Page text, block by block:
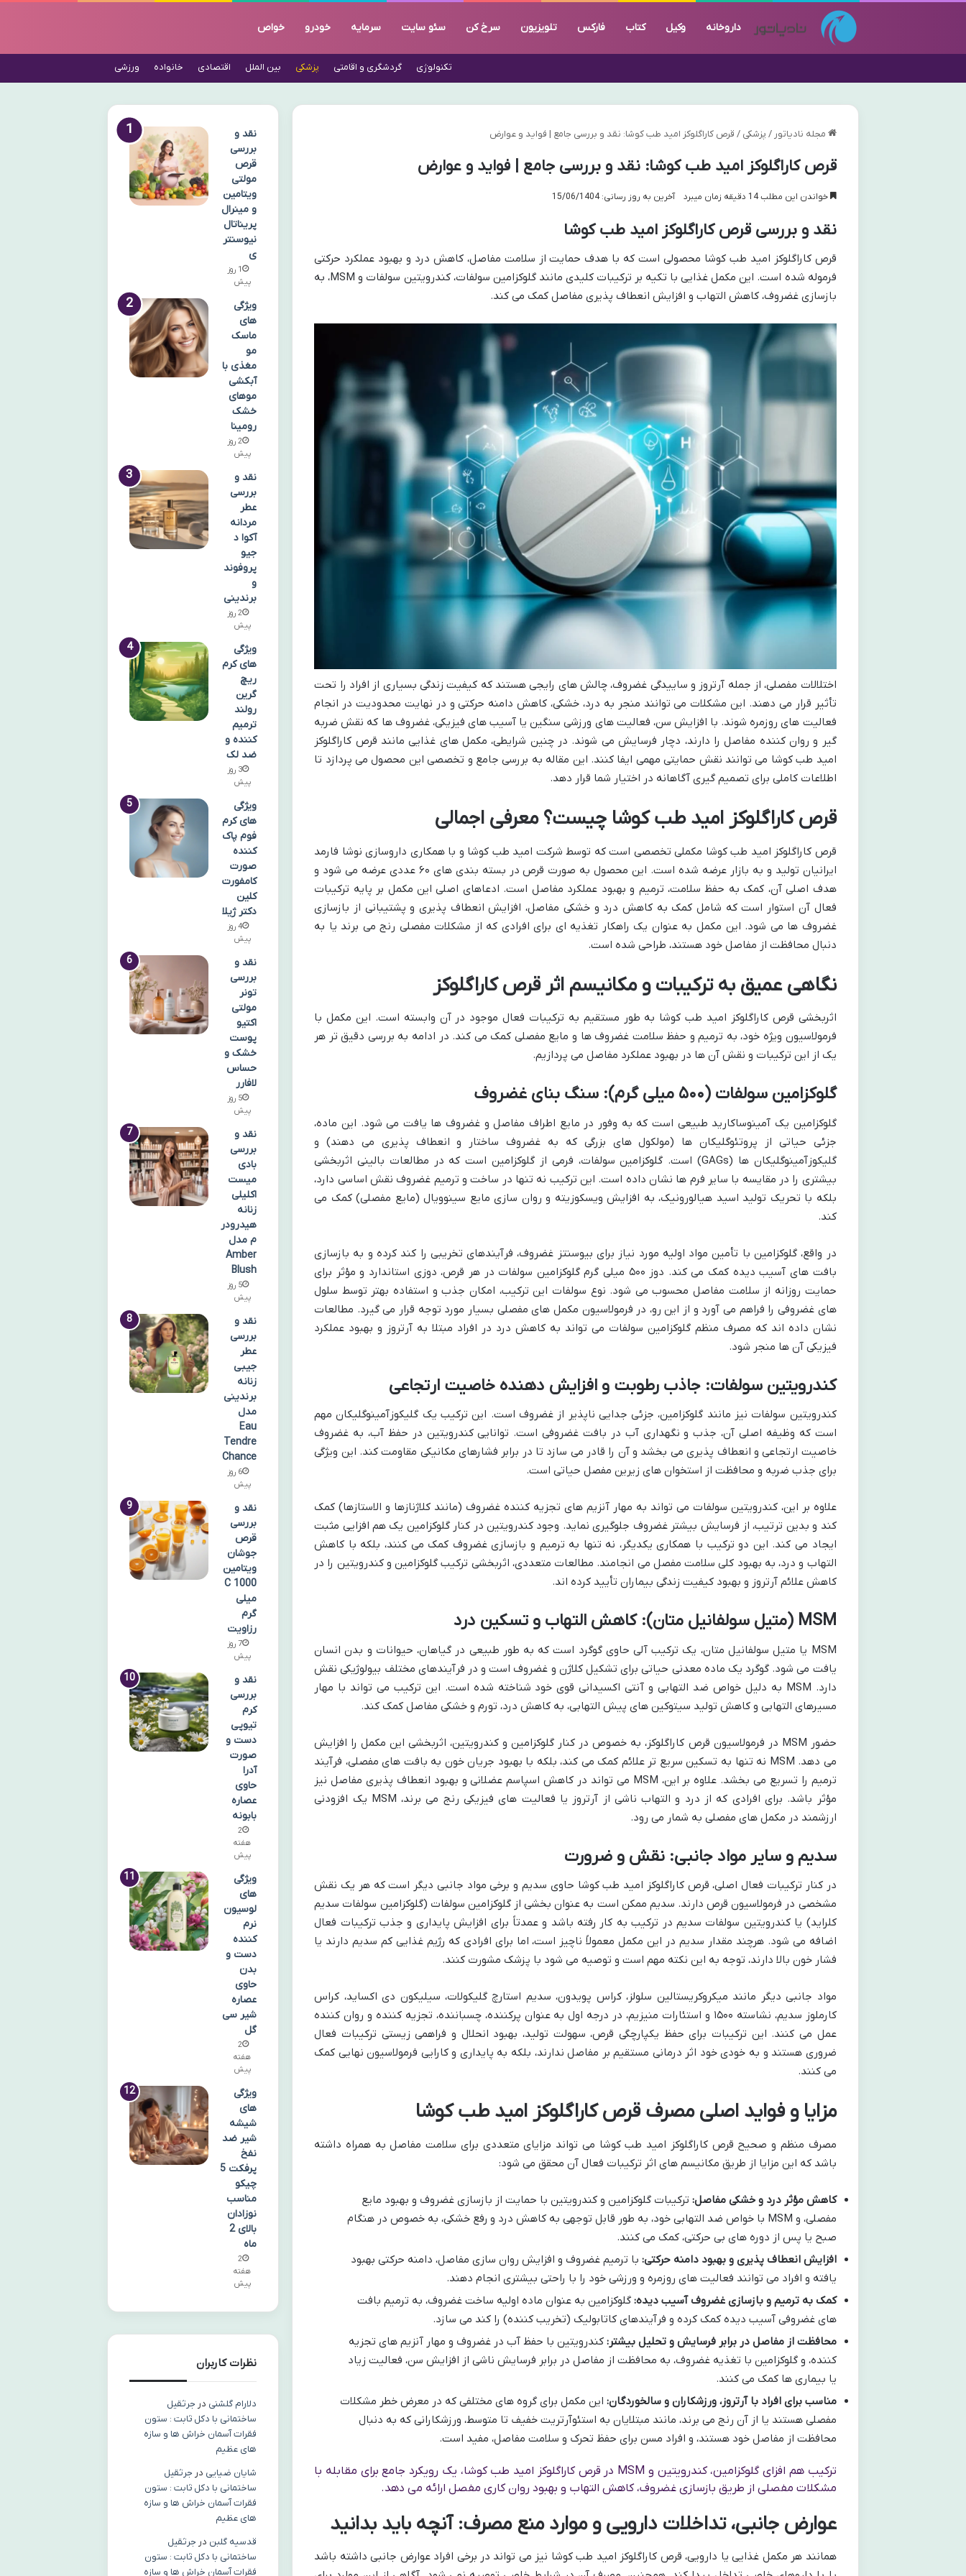
داروخانه وکیل کتاب فارکس تلویزیون سرخ کن سئو سایت سرمایه خودرو خواص
تکنولوژی گردشگری و اقامتی پزشکی بین الملل اقتصادی خانواده ورزشی
مجله نادیاتور / پزشکی / قرص کاراگلوکز امید طب کوشا: نقد و بررسی جامع | فواید و عوارض
قرص کاراگلوکز امید طب کوشا: نقد و بررسی جامع | فواید و عوارض
آخرین به روز رسانی: 15/06/1404 خواندن این مطلب 14 دقیقه زمان میبرد
نقد و بررسی قرص کاراگلوکز امید طب کوشا
قرص کاراگلوکز امید طب کوشا محصولی است که با هدف حمایت از سلامت مفاصل، کاهش درد و بهبود عملکرد حرکتی
فرموله شده است. این مکمل غذایی با تکیه بر ترکیبات کلیدی مانند گلوکزامین سولفات، کندرویتین سولفات و MSM، به
بازسازی غضروف، کاهش التهاب و افزایش انعطاف پذیری مفاصل کمک می کند.
اختلالات مفصلی، از جمله آرتروز و ساییدگی غضروف، چالش های رایجی هستند که کیفیت زندگی بسیاری از افراد را تحت
تأثیر قرار می دهند. این مشکلات می توانند منجر به درد، خشکی، کاهش دامنه حرکتی و در نهایت محدودیت در انجام
فعالیت های روزمره شوند. با افزایش سن، فعالیت های ورزشی سنگین یا آسیب های فیزیکی، غضروف ها که نقش ضربه
گیر و روان کننده مفاصل را دارند، دچار فرسایش می شوند. در چنین شرایطی، مکمل های غذایی مانند قرص کاراگلوکز
امید طب کوشا می توانند نقش حمایتی مهمی ایفا کنند. این مقاله به بررسی جامع و تخصصی این محصول می پردازد تا
اطلاعات کاملی برای تصمیم گیری آگاهانه در اختیار شما قرار دهد.
قرص کاراگلوکز امید طب کوشا چیست؟ معرفی اجمالی
قرص کاراگلوکز امید طب کوشا مکملی تخصصی است که توسط شرکت امید طب کوشا و با همکاری داروسازی نوشا فارمد
ایرانیان تولید و به بازار عرضه شده است. این محصول به صورت قرص در بسته بندی های ۶۰ عددی عرضه می شود و
هدف اصلی آن، کمک به حفظ سلامت، ترمیم و بهبود عملکرد مفاصل است. ادعاهای اصلی این مکمل بر پایه ترکیبات
فعال آن استوار است که شامل کمک به کاهش درد و خشکی مفاصل، افزایش انعطاف پذیری و پشتیبانی از بازسازی
غضروف ها می شود. این مکمل به عنوان یک راهکار تغذیه ای برای افرادی که از مشکلات مفصلی رنج می برند یا به
دنبال محافظت از مفاصل خود هستند، طراحی شده است.
نگاهی عمیق به ترکیبات و مکانیسم اثر قرص کاراگلوکز
اثربخشی قرص کاراگلوکز امید طب کوشا به طور مستقیم به ترکیبات فعال موجود در آن وابسته است. این مکمل با
فرمولاسیون ویژه خود، به ترمیم و حفظ سلامت غضروف ها و مایع مفصلی کمک می کند. در ادامه به بررسی دقیق تر هر
یک از این ترکیبات و نقش آن ها در بهبود عملکرد مفاصل می پردازیم.
گلوکزامین سولفات (۵۰۰ میلی گرم): سنگ بنای غضروف
گلوکزامین یک آمینوساکارید طبیعی است که به وفور در مایع اطراف مفاصل و غضروف ها یافت می شود. این ماده،
جزئی حیاتی از پروتئوگلیکان ها (مولکول های بزرگی که به غضروف ساختار و انعطاف پذیری می دهند) و
گلیکوزآمینوگلیکان ها (GAGs) است. گلوکزامین سولفات، فرمی از گلوکزامین است که در مطالعات بالینی اثربخشی
بیشتری را در مقایسه با سایر فرم ها نشان داده است. این ترکیب نه تنها در ساخت و ترمیم غضروف نقش اساسی دارد،
بلکه با تحریک تولید اسید هیالورونیک، به افزایش ویسکوزیته و روان سازی مایع سینوویال (مایع مفصلی) کمک می
کند.
در واقع، گلوکزامین با تأمین مواد اولیه مورد نیاز برای بیوسنتز غضروف، فرآیندهای تخریبی را کند کرده و به بازسازی
بافت های آسیب دیده کمک می کند. دوز ۵۰۰ میلی گرم گلوکزامین سولفات در هر قرص، دوزی استاندارد و مؤثر برای
حمایت روزانه از سلامت مفاصل محسوب می شود. نوع سولفات این ترکیب، امکان جذب و استفاده بهتر توسط سلول
های غضروفی را فراهم می آورد و از این رو، در فرمولاسیون مکمل های مفصلی بسیار مورد توجه قرار می گیرد. مطالعات
نشان داده اند که مصرف منظم گلوکزامین سولفات می تواند به کاهش درد در افراد مبتلا به آرتروز و بهبود عملکرد
فیزیکی آن ها منجر شود.
کندرویتین سولفات: جاذب رطوبت و افزایش دهنده خاصیت ارتجاعی
کندرویتین سولفات نیز مانند گلوکزامین، جزئی جدایی ناپذیر از غضروف است. این ترکیب یک گلیکوزآمینوگلیکان مهم
است که وظیفه اصلی آن، جذب و نگهداری آب در بافت غضروفی است. توانایی کندرویتین در حفظ آب، به غضروف
خاصیت ارتجاعی و انعطاف پذیری می بخشد و آن را قادر می سازد تا در برابر فشارهای مکانیکی مقاومت کند. این ویژگی
برای جذب ضربه و محافظت از استخوان های زیرین مفصل حیاتی است.
علاوه بر این، کندرویتین سولفات می تواند به مهار آنزیم های تجزیه کننده غضروف (مانند کلاژنازها و الاستازها) کمک
کند و بدین ترتیب، از فرسایش بیشتر غضروف جلوگیری نماید. وجود کندرویتین در کنار گلوکزامین یک هم افزایی مثبت
ایجاد می کند. این دو ترکیب با همکاری یکدیگر، نه تنها به ترمیم و بازسازی غضروف کمک می کنند، بلکه با کاهش
التهاب و درد، به بهبود کلی سلامت مفصل می انجامند. مطالعات متعددی، اثربخشی ترکیب گلوکزامین و کندرویتین را در
کاهش علائم آرتروز و بهبود کیفیت زندگی بیماران تأیید کرده اند.
MSM (متیل سولفانیل متان): کاهش التهاب و تسکین درد
MSM یا متیل سولفانیل متان، یک ترکیب آلی حاوی گوگرد است که به طور طبیعی در گیاهان، حیوانات و بدن انسان
یافت می شود. گوگرد یک ماده معدنی حیاتی برای تشکیل کلاژن و غضروف است و در فرآیندهای مختلف بیولوژیکی نقش
دارد. MSM به دلیل خواص ضد التهابی و آنتی اکسیدانی قوی خود شناخته شده است. این ترکیب می تواند با مهار
مسیرهای التهابی و کاهش تولید سیتوکین های پیش التهابی، به کاهش درد، تورم و خشکی مفاصل کمک کند.
حضور MSM در فرمولاسیون قرص کاراگلوکز، به خصوص در کنار گلوکزامین و کندرویتین، اثربخشی این مکمل را افزایش
می دهد. MSM نه تنها به تسکین سریع تر علائم کمک می کند، بلکه با بهبود جریان خون به بافت های مفصلی، فرآیند
ترمیم را تسریع می بخشد. علاوه بر این، MSM می تواند در کاهش اسپاسم عضلانی و بهبود انعطاف پذیری مفاصل نیز
مؤثر باشد. برای افرادی که از درد و التهاب ناشی از آرتروز یا فعالیت های فیزیکی رنج می برند، MSM یک افزودنی
ارزشمند در مکمل های مفصلی به شمار می رود.
سدیم و سایر مواد جانبی: نقش و ضرورت
در کنار ترکیبات فعال اصلی، قرص کاراگلوکز امید طب کوشا حاوی سدیم و برخی مواد جانبی دیگر است که هر یک نقش
مشخصی در فرمولاسیون قرص دارند. سدیم ممکن است به عنوان بخشی از گلوکزامین سولفات (گلوکزامین سولفات سدیم
کلراید) یا کندرویتین سولفات سدیم در ترکیب به کار رفته باشد و عمدتاً برای افزایش پایداری و جذب ترکیبات فعال
اضافه می شود. هرچند مقدار سدیم در این مکمل معمولاً ناچیز است، اما برای افرادی که رژیم غذایی کم سدیم دارند یا
فشار خون بالا دارند، توجه به این نکته مهم است و توصیه می شود با پزشک مشورت کنند.
مواد جانبی دیگر مانند میکروکریستالین سلولز، کراس پویدون، سدیم استارچ گلیکولات، سیلیکون دی اکساید، کراس
کارملوز سدیم، نشاسته ۱۵۰۰ و استئارات منیزیم، در درجه اول به عنوان پرکننده، چسباننده، تجزیه کننده و روان کننده
عمل می کنند. این ترکیبات برای حفظ یکپارچگی قرص، سهولت تولید، بهبود انحلال و فراهمی زیستی ترکیبات فعال
ضروری هستند و به خودی خود اثر درمانی مستقیم بر مفاصل ندارند، بلکه به پایداری و کارایی فرمولاسیون نهایی کمک
می کنند.
مزایا و فواید اصلی مصرف قرص کاراگلوکز امید طب کوشا
مصرف منظم و صحیح قرص کاراگلوکز امید طب کوشا می تواند مزایای متعددی برای سلامت مفاصل به همراه داشته
باشد که این مزایا از طریق مکانیسم های اثر ترکیبات فعال آن محقق می شود:
کاهش مؤثر درد و خشکی مفاصل: ترکیبات گلوکزامین و کندرویتین با حمایت از بازسازی غضروف و بهبود مایع
مفصلی، و MSM با خواص ضد التهابی خود، به طور قابل توجهی به کاهش درد و رفع خشکی، به خصوص در هنگام
صبح یا پس از دوره های بی حرکتی، کمک می کنند.
افزایش انعطاف پذیری و بهبود دامنه حرکتی: با ترمیم غضروف و افزایش روان سازی مفاصل، دامنه حرکتی بهبود
یافته و افراد می توانند فعالیت های روزمره و ورزشی خود را با راحتی بیشتری انجام دهند.
کمک به ترمیم و بازسازی غضروف آسیب دیده: گلوکزامین به عنوان ماده اولیه ساخت غضروف، به ترمیم بافت
های غضروفی آسیب دیده کمک کرده و فرآیندهای کاتابولیک (تخریب کننده) را کند می سازد.
محافظت از مفاصل در برابر فرسایش و تحلیل بیشتر: کندرویتین با حفظ آب در غضروف و مهار آنزیم های تجزیه
کننده، و گلوکزامین با تغذیه غضروف، به محافظت از مفاصل در برابر فرسایش ناشی از افزایش سن، فعالیت زیاد
یا بیماری ها کمک می کنند.
مناسب برای افراد با آرتروز، ورزشکاران و سالخوردگان: این مکمل برای گروه های مختلفی که در معرض خطر مشکلات
مفصلی هستند یا از آن رنج می برند، مانند مبتلایان به استئوآرتریت خفیف تا متوسط، ورزشکارانی که به دنبال
محافظت از مفاصل خود هستند، و افراد مسن برای حفظ تحرک و سلامت مفاصل، مفید است.
ترکیب هم افزای گلوکزامین، کندرویتین و MSM در قرص کاراگلوکز امید طب کوشا، یک رویکرد جامع برای مقابله با
مشکلات مفصلی از طریق بازسازی غضروف، کاهش التهاب و بهبود روان کاری مفصل ارائه می دهد.
عوارض جانبی، تداخلات دارویی و موارد منع مصرف: آنچه باید بدانید
همانند هر مکمل غذایی یا دارویی، قرص کاراگلوکز امید طب کوشا نیز می تواند در برخی افراد عوارض جانبی داشته باشد
نقد و
بررسی
قرص
مولتی
ویتامین
و مینرال
پریناتال
نیوسنتر
ی
1 روز
پیش
ویژگی
های
ماسک
مو
مغذی با
آبکشی
موهای
خشک
رومینا
2 روز
پیش
نقد و
بررسی
عطر
مردانه
آکوا د
جیو
پروفوند
و
برندینی
2 روز
پیش
ویژگی
های کرم
ریچ
گرین
رولند
ترمیم
کننده و
ضد لک
3 روز
پیش
ویژگی
های کرم
فوم پاک
کننده
صورت
کامفورت
کلین
دکتر ژیلا
4 روز
پیش
نقد و
بررسی
تونر
مولتی
اکتیو
پوست
خشک و
حساس
لافارر
5 روز
پیش
نقد و
بررسی
بادی
میست
اکلیلی
زنانه
هیدرودر
م مدل
Amber
Blush
5 روز
پیش
نقد و
بررسی
عطر
جیبی
زنانه
برندینی
مدل
Eau
Tendre
Chance
6 روز
پیش
نقد و
بررسی
قرص
جوشان
ویتامین
C 1000
میلی
گرم
رزاویت
7 روز
پیش
نقد و
بررسی
کرم
تیوپی
دست و
صورت
آدرا
حاوی
عصاره
بابونه
2
هفته
پیش
ویژگی
های
لوسیون
نرم
کننده
دست و
بدن
حاوی
عصاره
شیر سی
گل
2
هفته
پیش
ویژگی
های
شیشه
شیر ضد
نفخ
پرفکت 5
چیکو
مناسب
نوزادان
بالای 2
ماه
2
هفته
پیش
نظرات کاربران
دلارام گلشنی در جرثقیل
ساختمانی با دکل ثابت : ستون
فقرات آسمان خراش ها و سازه
های عظیم
شایان ضیایی در جرثقیل
ساختمانی با دکل ثابت : ستون
فقرات آسمان خراش ها و سازه
های عظیم
قدسیه گلبن در جرثقیل
ساختمانی با دکل ثابت : ستون
فقرات آسمان خراش ها و سازه